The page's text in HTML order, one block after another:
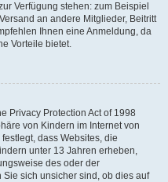
Verfügung stehen: zum Beispiel
an andere Mitglieder, Beitritt
Ihnen eine Anmeldung, da
Vorteile bietet.
Privacy Protection Act of 1998
von Kindern im Internet von
dass Websites, die
unter 13 Jahren erheben,
des oder der
sich unsicher sind, ob dies auf